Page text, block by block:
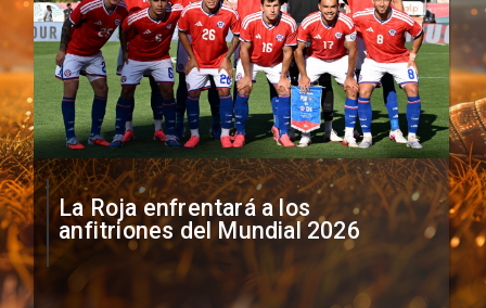
La Roja enfrentará a los
anfitriones del Mundial 2026